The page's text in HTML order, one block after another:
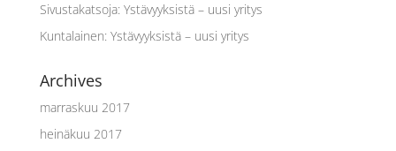
Sivustakatsoja: Ystävyyksistä – uusi yritys
Kuntalainen: Ystävyyksistä – uusi yritys
Archives
marraskuu 2017
heinäkuu 2017